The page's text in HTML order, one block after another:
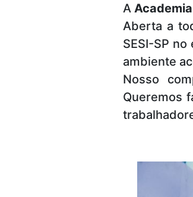
A
Aberta a
SESI-SP
ambiente
Nosso
Queremos